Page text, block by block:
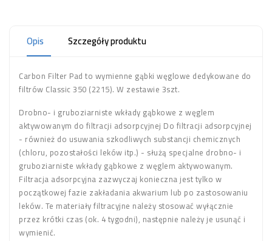
Opis Szczegóły produktu
Carbon Filter Pad to wymienne gąbki węglowe dedykowane do
filtrów Classic 350 (2215). W zestawie 3szt.
Drobno- i gruboziarniste wkłady gąbkowe z węglem
aktywowanym do filtracji adsorpcyjnej Do filtracji adsorpcyjnej
- również do usuwania szkodliwych substancji chemicznych
(chloru, pozostałości leków itp.) - służą specjalne drobno- i
gruboziarniste wkłady gąbkowe z węglem aktywowanym.
Filtracja adsorpcyjna zazwyczaj konieczna jest tylko w
początkowej fazie zakładania akwarium lub po zastosowaniu
leków. Te materiały filtracyjne należy stosować wyłącznie
przez krótki czas (ok. 4 tygodni), następnie należy je usunąć i
wymienić.